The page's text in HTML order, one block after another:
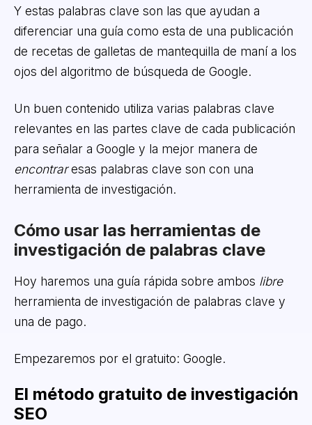
Y estas palabras clave son las que ayudan a
diferenciar una guía como esta de una publicación
de recetas de galletas de mantequilla de maní a los
ojos del algoritmo de búsqueda de Google.
Un buen contenido utiliza varias palabras clave
relevantes en las partes clave de cada publicación
para señalar a Google y la mejor manera de
encontraresas palabras clave son con una
herramienta de investigación.
Cómo usar las herramientas de
investigación de palabras clave
Hoy haremos una guía rápida sobre ambos libre
herramienta de investigación de palabras clave y
una de pago.
Empezaremos por el gratuito: Google.
El método gratuito de investigación
SEO